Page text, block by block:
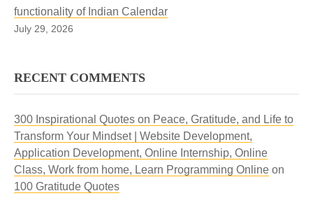
functionality of Indian Calendar
July 29, 2026
RECENT COMMENTS
300 Inspirational Quotes on Peace, Gratitude, and Life to
Transform Your Mindset | Website Development,
Application Development, Online Internship, Online
Class, Work from home, Learn Programming Online on
100 Gratitude Quotes